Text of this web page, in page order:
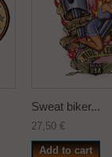
Sweat biker...
27,50 €
Add to cart